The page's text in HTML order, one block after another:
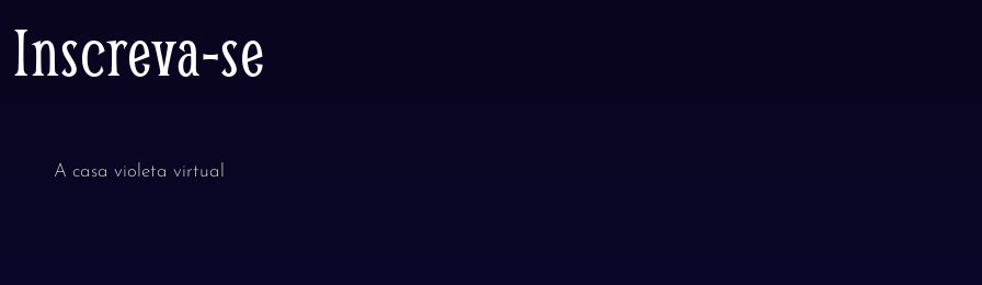
Inscreva-se
A casa violeta virtual